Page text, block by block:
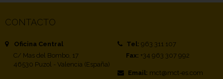
CONTACTO
Oficina Central
C/ Mas del Bombo, 17
46530 Puzol - Valencia (España)
Tel: 963 311 107
Fax: +34 963 307 992
Email: mct@mct-es.com